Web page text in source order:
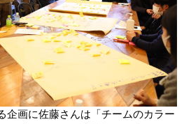
企画に佐藤さんは「チームのカラー